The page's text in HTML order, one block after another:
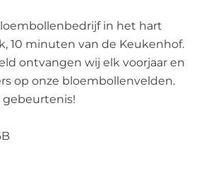
in het hart
10 minuten van de Keukenhof.
ontvangen wij elk voorjaar en
op onze bloembollenvelden.